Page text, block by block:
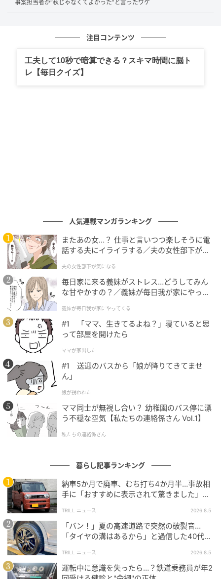
進んでいるタイヤは、高温となった路面温度により空
気圧の急上昇に耐えられず、破裂してしまうことが多
ヤ」や「劣化が進んだタイヤ」は夏場に特に危険だと
いうことです。
「空気圧が低いまま走行すると、タイヤがぶかぶかの
状態で回転に追いつけず
象”が起こります。この状態はタイヤが波打つように変
形し、バーストにつながりやすいのです」（yukieさ
ん）
適正な空気圧は車両ごとに決まっており、運転席ドア
を開けたところに貼られたシールなどに記載されてい
ます。ガソリンスタンドやカー用品店で簡単に測れる
ので「月に1度は必ずチェックしたい」（yukieさん）
とのことです。
交換のサインを見逃さない
写真：photoAC（イメージ）
事案担当者が“秋じゃなくてよかった”と言ったワケ
注目コンテンツ
工夫して10秒で暗算できる？スキマ時間に脳ト
レ【毎日クイズ】
人気連載マンガランキング
またあの女…？ 仕事と言いつつ楽しそうに電
話する夫にイライラする／夫の女性部下が気
夫の女性部下が気になる
毎日家に来る義妹がストレス…どうしてみん
な甘やかすの？／義妹が毎日我が家にやって
が】
義妹が毎日我が家にやってくる
#1 「ママ、生きてるよね？」寝ていると思
って部屋を開けたら
ママが家出した
#1 送迎のバスから「娘が降りてきてませ
ん」
娘が拐われた
ママ同士が無視し合い？ 幼稚園のバス停に漂
う不穏な空気【私たちの連絡係さん Vol.1】
私たちの連絡係さん
暮らし記事ランキング
納車5か月で廃車、むち打ち4か月半…事故相
手に「おすすめに表示されて驚きました」と
TRILL ニュース 2026.8.5
「バン！」夏の高速道路で突然の破裂音…
「タイヤの溝はあるから」と過信した40代男
TRILL ニュース 2026.8.5
運転中に意識を失ったら…？鉄道乗務員が年2